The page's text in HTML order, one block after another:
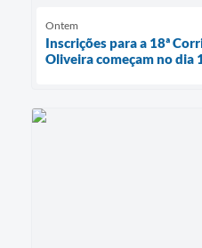
Ontem
Inscrições para a 18ª
Oliveira começam no dia